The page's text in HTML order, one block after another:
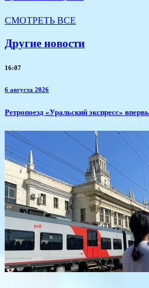
СМОТРЕТЬ ВСЕ
Другие новости
16:07
6 августа 2026
​Ретропоезд «Уральский экспресс»